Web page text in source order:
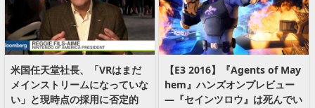
米国任天堂社長、「VRはまだ
メインストリームになっていな
い」と現時点の採用に否定的
【E3 2016】『Agents of May
hem』ハンズオンプレビュー
―『セインツロウ』は死んでい